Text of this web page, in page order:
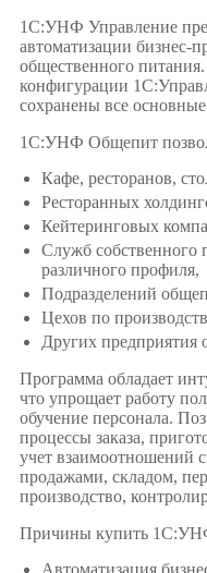
1С:УНФ Управление
автоматизации бизнес-
общественного питания.
конфигурации
сохранены все
1С:УНФ Общепит
Кафе, ресторанов,
Ресторанных
Кейтеринговых
Служб собственного
различного профиля,
Подразделений
Цехов по
Других предприятия
Программа обладает
что упрощает работу
обучение персонала.
процессы заказа,
учет взаимоотношений
продажами, складом,
производство,
Причины купить
Автоматизация